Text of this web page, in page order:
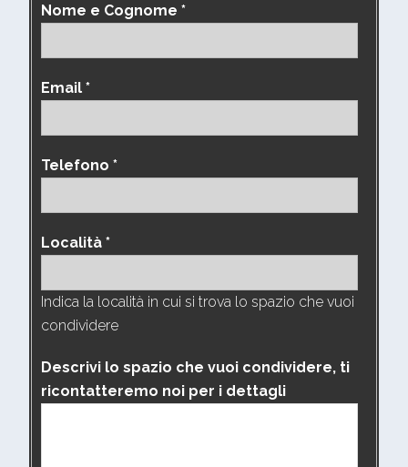
Nome e Cognome *
Email *
Telefono *
Località *
Indica la località in cui si trova lo spazio che vuoi
condividere
Descrivi lo spazio che vuoi condividere, ti
ricontatteremo noi per i dettagli